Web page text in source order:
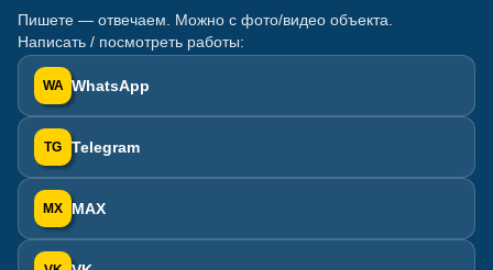
Пишете — отвечаем. Можно с фото/видео объекта.
Написать / посмотреть работы:
WA WhatsApp
TG Telegram
MX MAX